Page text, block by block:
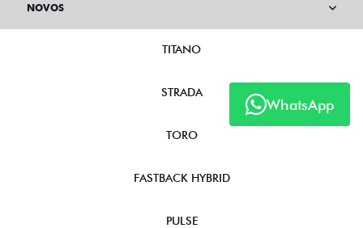
WhatsApp
NOVOS
TITANO
STRADA
TORO
FASTBACK HYBRID
PULSE